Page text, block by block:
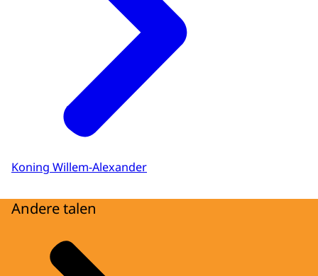
Audiobeschrijving
Download
Koning Willem-Alexander
Andere talen